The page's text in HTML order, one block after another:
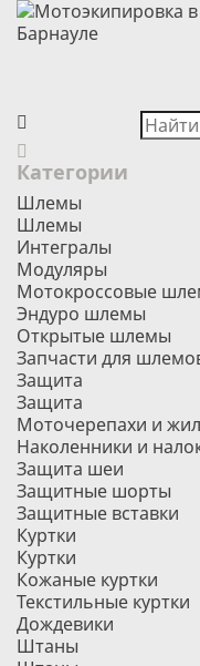
Категории
Шлемы
Шлемы
Интегралы
Модуляры
Мотокроссовые
Эндуро шлемы
Открытые шлемы
Запчасти для
Защита
Защита
Моточерепахи и
Наколенники и
Защита шеи
Защитные шорты
Защитные вставки
Куртки
Куртки
Кожаные куртки
Текстильные куртки
Дождевики
Штаны